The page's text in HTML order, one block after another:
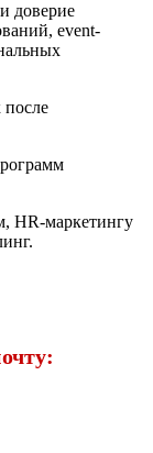
доверие
event-
после
HR‑маркетингу